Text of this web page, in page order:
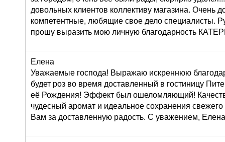
довольных клиентов коллективу магазина. Очень
компетентные, любящие свое дело специалисты.
прошу выразить мою личную благодарность
Елена
Уважаемые господа! Выражаю искреннюю
будет роз во время доставленный в гостиницу
её Рождения! Эффект был ошеломляющий!
чудесный аромат и идеальное сохранения
Вам за доставленную радость. С уважением,